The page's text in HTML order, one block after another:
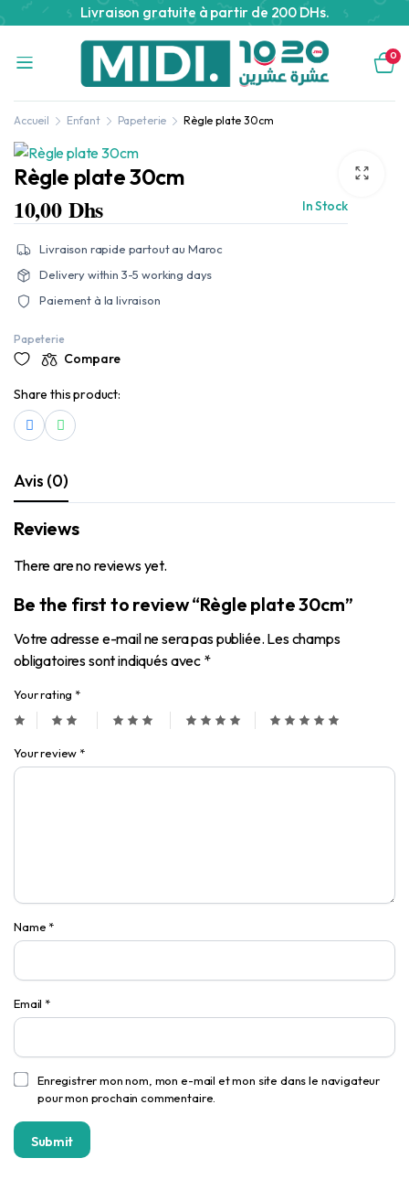
Livraison gratuite à partir de 200 DHs.
0
Accueil Enfant Papeterie Règle plate 30cm
Règle plate 30cm
10,00Dhs In Stock
Livraison rapide partout au Maroc
Delivery within 3-5 working days
Paiement à la livraison
Papeterie
Compare
Share this product:
Avis (0)
Reviews
There are no reviews yet.
Be the first to review “Règle plate 30cm”
Votre adresse e-mail ne sera pas publiée. Les champs
obligatoires sont indiqués avec *
Your rating *
Your review *
Name *
Email *
Enregistrer mon nom, mon e-mail et mon site dans le navigateur
pour mon prochain commentaire.